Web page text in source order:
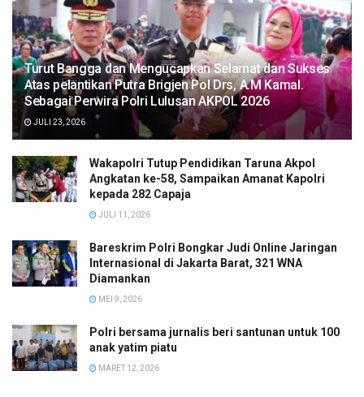
Turut Bangga dan Mengucapkan Selamat dan Sukses
Atas pelantikan Putra Brigjen Pol Drs, A.M Kamal.
Sebagai Perwira Polri Lulusan AKPOL 2026
JULI 23, 2026
Wakapolri Tutup Pendidikan Taruna Akpol
Angkatan ke-58, Sampaikan Amanat Kapolri
kepada 282 Capaja
JULI 11, 2026
Bareskrim Polri Bongkar Judi Online Jaringan
Internasional di Jakarta Barat, 321 WNA
Diamankan
MEI 9, 2026
Polri bersama jurnalis beri santunan untuk 100
anak yatim piatu
MARET 12, 2026